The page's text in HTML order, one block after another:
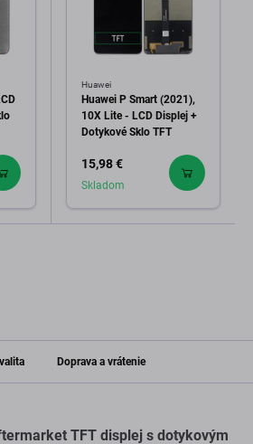
Huawei
Huawei P Smart (2021),
10X Lite - LCD Displej +
Dotykové Sklo TFT
15,98 €
Skladom
Doprava a vrátenie
TFT displej s dotykovým